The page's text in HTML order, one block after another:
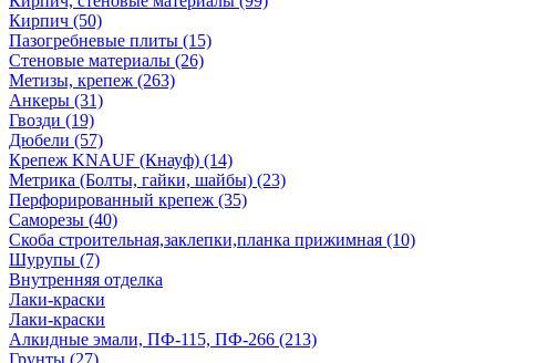
Кирпич (50)
Пазогребневые плиты (15)
Стеновые материалы (26)
Метизы, крепеж (263)
Анкеры (31)
Гвозди (19)
Дюбели (57)
Крепеж KNAUF (Кнауф) (14)
Метрика (Болты, гайки, шайбы) (23)
Перфорированный крепеж (35)
Саморезы (40)
Скоба строительная,заклепки,планка прижимная (10)
Шурупы (7)
Внутренняя отделка
Лаки-краски
Лаки-краски
Алкидные эмали, ПФ-115, ПФ-266 (213)
Грунты (27)